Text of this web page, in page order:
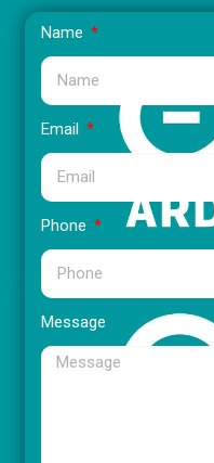
Name
Email
Phone
Message